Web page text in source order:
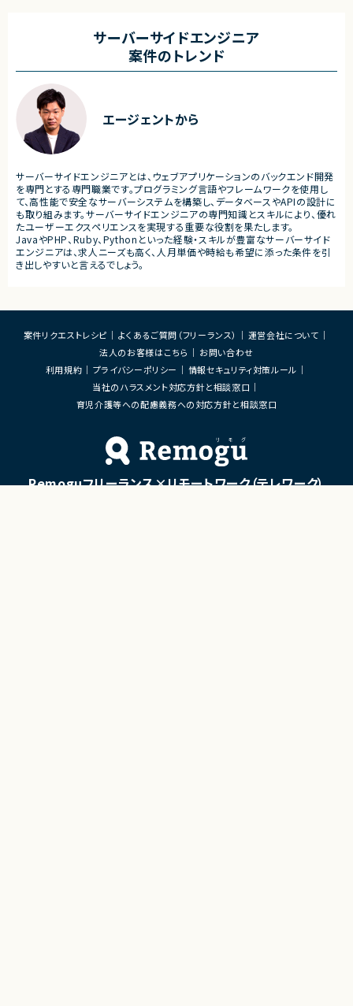
び帳票出力基盤の構築
・各種データ検証、テスト対応
・周辺システムとのデータ連携設計および実
装支援
■その他補足
・フルリモート勤務 （初日のみ目黒へ出社）
■募集背景
・開発体制強化に伴う増員募
■担当工程
サーバーサイドエンジニア
案件のトレンド
エージェントから
サーバーサイドエンジニアとは、ウェブアプリケーションのバックエンド開発
を専門とする専門職業です。プログラミング言語やフレームワークを使用し
て、高性能で安全なサーバーシステムを構築し、データベースやAPIの設計に
も取り組みます。サーバーサイドエンジニアの専門知識とスキルにより、優れ
たユーザーエクスペリエンスを実現する重要な役割を果たします。
JavaやPHP、Ruby、Pythonといった経験・スキルが豊富なサーバーサイド
エンジニアは、求人ニーズも高く、人月単価や時給も希望に添った条件を引
き出しやすいと言えるでしょう。
案件リクエストレシピ よくあるご質問（フリーランス）
運営会社について
法人のお客様はこちら
お問い合わせ
利用規約
プライバシーポリシー
情報セキュリティ対策ルール
当社のハラスメント対応方針と相談窓口
育児介護等への配慮義務への対応方針と相談窓口
Remoguフリーランス×リモートワーク（テレワーク）